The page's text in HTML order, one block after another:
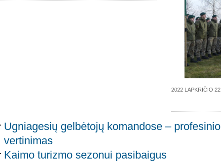
2022 LAPKRIČIO 22
Ugniagesių gelbėtojų komandose –
vertinimas
Kaimo turizmo sezonui pasibaigus